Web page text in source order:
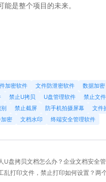
能是整个项目的未来。
加密软件 文件防泄密软件 数据加密
禁止U拷贝 U盘管理软件
禁止文
禁止截屏 防手机拍摄屏幕
文件
密
文档水印 终端安全管理软件
U盘拷贝文档怎么办？企业文档安全
乱打印文件，禁止打印如何设置？两